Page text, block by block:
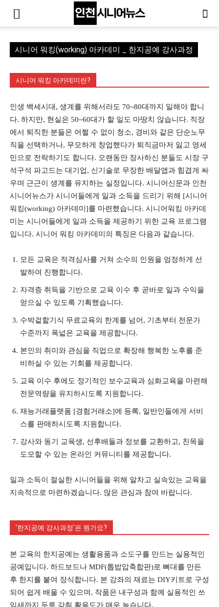
시니어 워킹(working) 아카데미 _ 한지공예 강사과정
시니어 워킹 아카데미란?
인생 백세시대, 생계를 위해서라도 70~80대까지 일해야 합니
다. 하지만, 현실은 50~60대가 할 일도 마땅치 않습니다. 직장
에서 퇴직한 분들은 어쩔 수 없이 청소, 경비와 같은 단순노무
직을 선택하거나, 무모하게 창업했다가 퇴직금마저 잃고 영세
민으로 전락하기도 합니다. 오랜동안 장사하신 분들도 시장 구
석구석 파고드는 대기업, 신기술로 무장한 배달앱과 힘겹게 싸
우며 근근이 생계를 유지하는 실정입니다. 시니어신문과 인천
시니어뉴스가 시니어들에게 일과 소득을 드리기 위해 [시니어
워킹(working) 아카데미]를 마련했습니다. 시니어워킹 아카데
미는 시니어들에게 일과 소득을 제공하기 위한 교육 프로그램
입니다. 시니어 워킹 아카데미의 특징은 다음과 같습니다.
모든 교육은 적격심사를 거쳐 소수의 인원을 엄정하게 선
발하여 진행합니다.
자격증 취득을 기반으로 교육 이수 후 곧바로 일과 수익을
얻으실 수 있도록 기획했습니다.
수박겉핥기식 무료교육의 한계를 넘어, 기초부터 전문가
수준까지 폭넓은 교육을 제공합니다.
본인의 취미와 관심을 직업으로 확장해 행복한 노후를 준
비하실 수 있는 기회를 제공합니다.
교육 이수 후에도 정기적인 보수교육과 심화교육을 마련해
전문역량을 유지하시도록 지원합니다.
재능거래플랫폼 [경험거래소]에 등록, 일반인들에게 서비
스를 판매하시도록 지원합니다.
강사와 동기 교육생, 선후배들과 정보를 교환하고, 친목을
도모할 수 있는 온라인 커뮤니티를 제공합니다.
일과 소득이 절실한 시니어들을 위해 알차고 실속있는 교육을
지속적으로 마련하겠습니다. 많은 관심과 참여 바랍니다.
'한지공예 강사과정'은 뭔가요?
본 교육의 한지공예는 생활용품과 소도구를 만드는 실용적인
공예입니다. 하드보드나 MDF(톱밥압축합판)로 뼈대를 만든
후 한지를 붙여 장식합니다. 본 강좌의 재료는 DIY키트로 구성
되어 쉽게 배울 수 있으며, 작품은 내구성과 함께 실용적인 쓰
임새까지 두루 갖춰 활용도가 매우 높습니다.